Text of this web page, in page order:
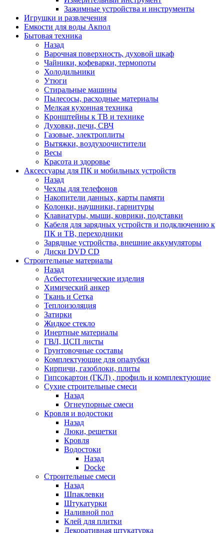
Зажимные устройства и инструменты
Игрушки и развлечения
Емкости для воды Акпол
Бытовая техника
Назад
Варочная поверхность, духовой шкаф
Чайники, кофеварки, термопоты
Холодильники
Утюги
Стиральные машины
Пылесосы, расходные материалы
Мелкая кухонная техника
Кронштейны к ТВ и технике
Духовки, печи, СВЧ
Газовые, электроплиты
Вытяжки, воздухоочистители
Весы
Красота и здоровье
Аксессуары для ПК и мобильных устройств
Назад
Чехлы для телефонов
Накопители данных, карты памяти
Колонки, наушники, гарнитуры
Клавиатуры, мыши, коврики, подставки
Кабеля для зарядных устройств и подключению к
ПК и ТВ, переходники
Зарядные устройства, внешние аккумуляторы
Диски DVD CD
Строительные материалы
Назад
Асбестотехнические изделия
Химический анкер
Ткань и Сетка
Теплоизоляция
Затирки
Жидкое стекло
Инертные материалы
ГВЛ, ЦСП листы
Грунтовочные составы
Комплектующие для опалубки
Кирпичи, газоблоки, плиты
Гипсокартон (ГКЛ) , профиль и комплектующие
Сухие строительные смеси
Назад
Огнеупорные смеси
Кровля и водостоки
Назад
Люки, решетки
Кровля
Водостоки
Назад
Docke
Строительные смеси
Назад
Шпаклевки
Штукатурки
Наливной пол
Клей для плитки
Декоративная штукатурка